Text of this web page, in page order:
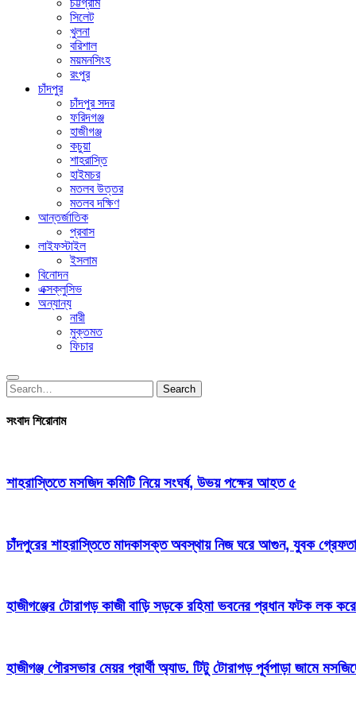
চট্টগ্রাম
সিলেট
খুলনা
বরিশাল
ময়মনসিংহ
রংপুর
চাঁদপুর
চাঁদপুর সদর
ফরিদগঞ্জ
হাজীগঞ্জ
কচুয়া
শাহরাস্তি
হাইমচর
মতলব উত্তর
মতলব দক্ষিণ
আন্তর্জাতিক
প্রবাস
লাইফস্টাইল
ইসলাম
বিনোদন
এক্সক্লুসিভ
অন্যান্য
নারী
মুক্তমত
ফিচার
Search
for:
Search
সংবাদ শিরোনাম
শাহরাস্তিতে মসজিদ কমিটি নিয়ে সংঘর্ষ, উভয় পক্ষের আহত ৫
চাঁদপুরের শাহরাস্তিতে মাদকাসক্ত অবস্থায় নিজ ঘরে আগুন, যুবক
হাজীগঞ্জের টোরাগড় কাজী বাড়ি সড়কে রহিমা ভবনের প্রধান ফটক লক করে
হাজীগঞ্জ পৌরসভার মেয়র প্রার্থী অ্যাড. টিটু টোরাগড় পূর্বপাড়া জামে